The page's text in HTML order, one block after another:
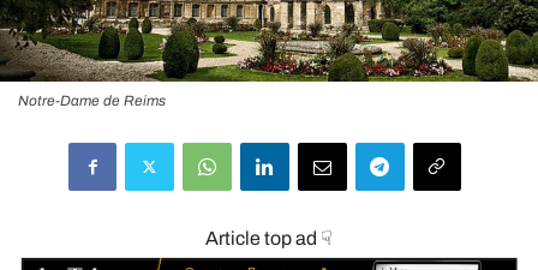
Notre-Dame de Reims
Article top ad ☟